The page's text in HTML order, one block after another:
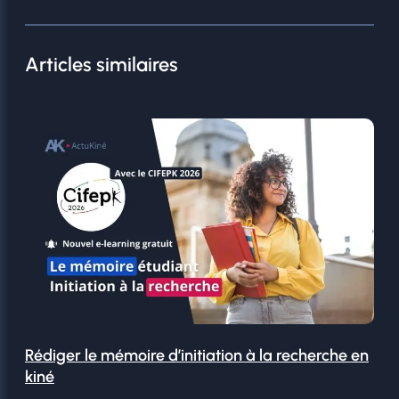
Articles similaires
Rédiger le mémoire d’initiation à la recherche en
kiné